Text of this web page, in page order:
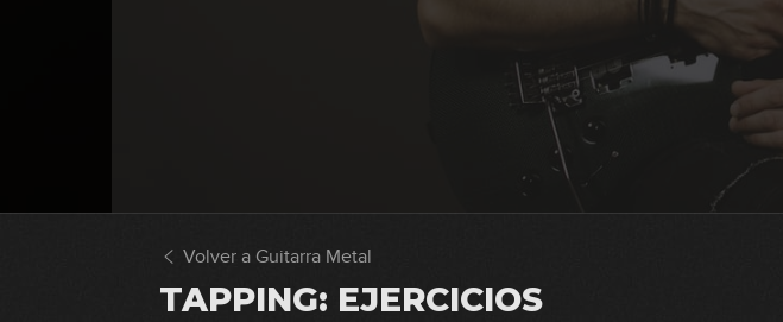
Volver a Guitarra Metal
TAPPING: EJERCICIOS